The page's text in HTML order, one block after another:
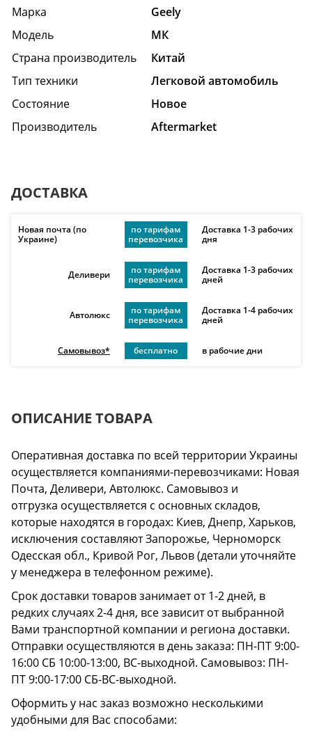
Марка
Geely
Модель
МК
Страна производитель
Китай
Тип техники
Легковой автомобиль
Состояние
Hовое
Производитель
Aftermarket
ДОСТАВКА
Новая почта (по
Украине)
по тарифам
перевозчика
Доставка 1-3 рабочих
дня
Деливери
по тарифам
перевозчика
Доставка 1-3 рабочих
дней
Автолюкс
по тарифам
перевозчика
Доставка 1-4 рабочих
дней
Самовывоз* бесплатно в рабочие дни
ОПИСАНИЕ ТОВАРА
Оперативная доставка по всей территории Украины
осуществляется компаниями-перевозчиками: Новая
Почта, Деливери, Автолюкс. Самовывоз и
отгрузка осуществляется с основных складов,
которые находятся в городах: Киев, Днепр, Харьков,
исключения составляют Запорожье, Черноморск
Одесская обл., Кривой Рог, Львов (детали уточняйте
у менеджера в телефонном режиме).
Срок доставки товаров занимает от 1-2 дней, в
редких случаях 2-4 дня, все зависит от выбранной
Вами транспортной компании и региона доставки.
Отправки осуществляются в день заказа: ПН-ПТ 9:00-
16:00 СБ 10:00-13:00, ВС-выходной. Самовывоз: ПН-
ПТ 9:00-17:00 СБ-ВС-выходной.
Оформить у нас заказ возможно несколькими
удобными для Вас способами: